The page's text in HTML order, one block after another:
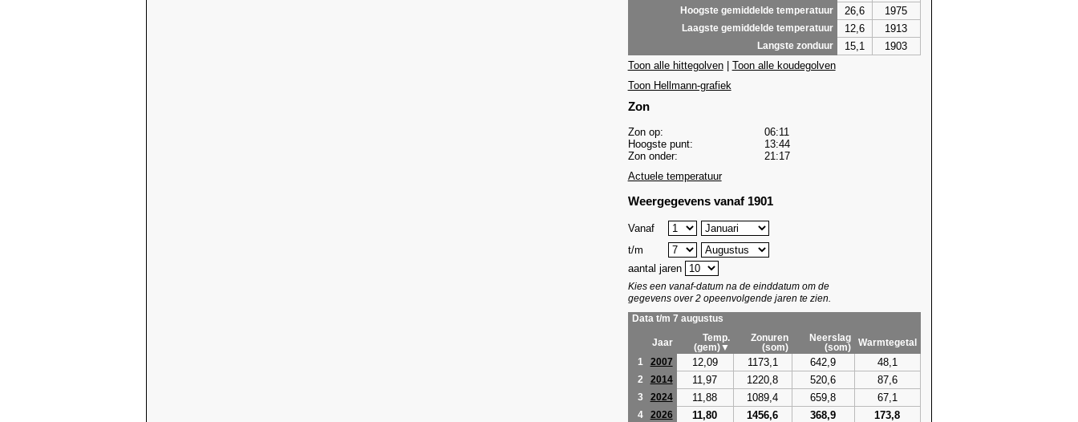
Hoogste gemiddelde temperatuur 26,6 1975
Laagste gemiddelde temperatuur 12,6 1913
Langste zonduur 15,1
1903
Toon alle hittegolven| Toon alle koudegolven
Toon Hellmann-grafiek
Zon
Zon op:
06:11
Hoogste punt:
13:44
Zon onder:
21:17
Actuele temperatuur
Weergegevens vanaf 1901
Vanaf
t/m
aantal jaren
Kies een vanaf-datum na de einddatum om de
gegevens over 2 opeenvolgende jaren te zien.
Data t/m 7 augustus
Jaar
Temp.
(gem)▼
Zonuren
(som)
Neerslag
(som)
Warmtegetal
1
2007 12,09 1173,1 642,9 48,1
2 2014 11,97 1220,8 520,6 87,6
3 2024 11,88 1089,4 659,8 67,1
4 2026 11,80 1456,6 368,9 173,8